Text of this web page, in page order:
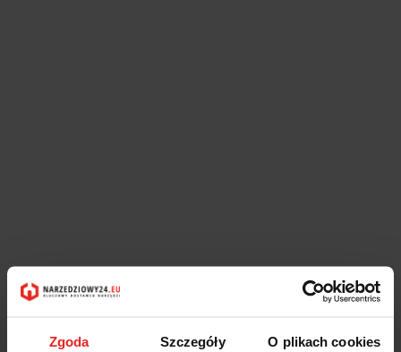
Zgoda Szczegóły O plikach cookies